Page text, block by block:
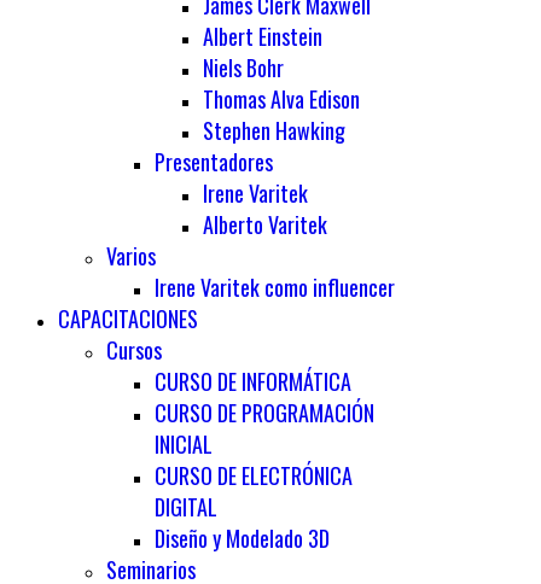
Albert Einstein
Niels Bohr
Thomas Alva Edison
Stephen Hawking
Presentadores
Irene Varitek
Alberto Varitek
Varios
Irene Varitek como influencer
CAPACITACIONES
Cursos
CURSO DE INFORMÁTICA
CURSO DE PROGRAMACIÓN
INICIAL
CURSO DE ELECTRÓNICA
DIGITAL
Diseño y Modelado 3D
Seminarios